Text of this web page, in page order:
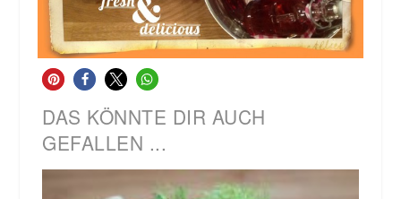
DAS KÖNNTE DIR AUCH
GEFALLEN ...